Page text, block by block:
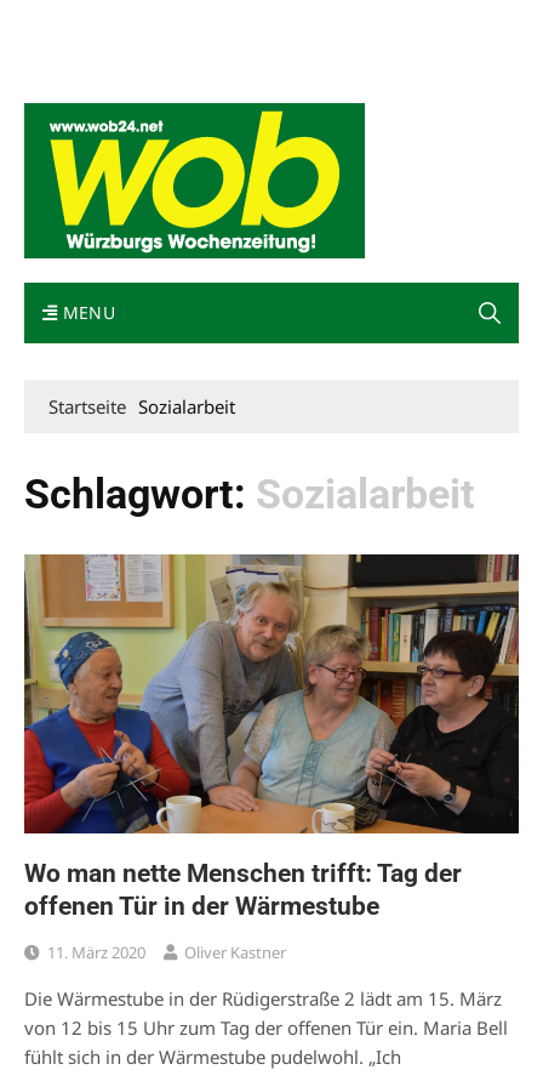
MENU
Startseite Sozialarbeit
Schlagwort: Sozialarbeit
Wo man nette Menschen trifft: Tag der
offenen Tür in der Wärmestube
11. März 2020 Oliver Kastner
Die Wärmestube in der Rüdigerstraße 2 lädt am 15. März
von 12 bis 15 Uhr zum Tag der offenen Tür ein. Maria Bell
fühlt sich in der Wärmestube pudelwohl. „Ich